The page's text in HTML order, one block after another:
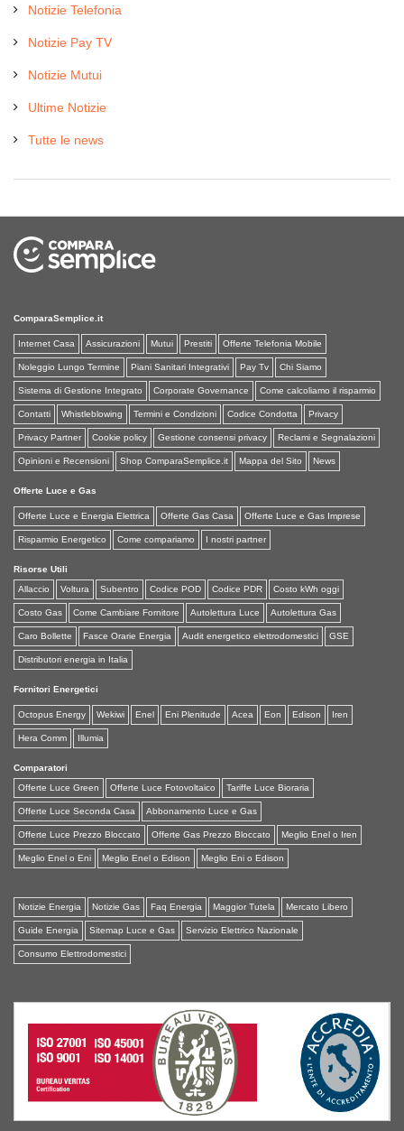
Notizie Telefonia
Notizie Pay TV
Notizie Mutui
Ultime Notizie
Tutte le news
ComparaSemplice.it
Internet Casa Assicurazioni Mutui Prestiti Offerte Telefonia Mobile
Noleggio Lungo Termine Piani Sanitari Integrativi Pay Tv Chi Siamo
Sistema di Gestione Integrato Corporate Governance Come calcoliamo il risparmio
Contatti Whistleblowing Termini e Condizioni Codice Condotta Privacy
Privacy Partner Cookie policy Gestione consensi privacy Reclami e Segnalazioni
Opinioni e Recensioni Shop ComparaSemplice.it Mappa del Sito News
Offerte Luce e Gas
Offerte Luce e Energia Elettrica Offerte Gas Casa Offerte Luce e Gas Imprese
Risparmio Energetico Come compariamo I nostri partner
Risorse Utili
Allaccio
Voltura Subentro Codice POD Codice PDR Costo kWh oggi
Costo Gas Come Cambiare Fornitore Autolettura Luce Autolettura Gas
Caro Bollette Fasce Orarie Energia Audit energetico elettrodomestici GSE
Distributori energia in Italia
Fornitori Energetici
Octopus Energy Wekiwi Enel Eni Plenitude Acea Eon Edison Iren
Hera Comm Illumia
Comparatori
Offerte Luce Green
Offerte Luce Fotovoltaico Tariffe Luce Bioraria
Offerte Luce Seconda Casa Abbonamento Luce e Gas
Offerte Luce Prezzo Bloccato Offerte Gas Prezzo Bloccato Meglio Enel o Iren
Meglio Enel o Eni Meglio Enel o Edison Meglio Eni o Edison
Notizie Energia Notizie Gas Faq Energia Maggior Tutela Mercato Libero
Guide Energia Sitemap Luce e Gas Servizio Elettrico Nazionale
Consumo Elettrodomestici